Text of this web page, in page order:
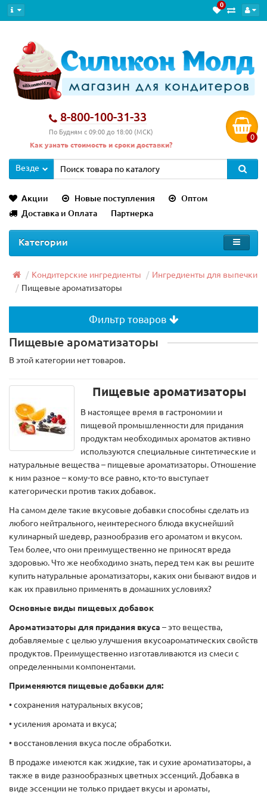
0
8-800-100-31-33
По Будням с 09:00 до 18:00 (МСК)
Как узнать стоимость и сроки доставки?
0
Везде
Акции Новые поступления
Оптом
Доставка и Оплата
Партнерка
Категории
Кондитерские ингредиенты
Ингредиенты для выпечки
Пищевые ароматизаторы
Фильтр товаров
Пищевые ароматизаторы
В этой категории нет товаров.
Пищевые ароматизаторы
В настоящее время в гастрономии и
пищевой промышленности для придания
продуктам необходимых ароматов активно
используются специальные синтетические и
натуральные вещества – пищевые ароматизаторы. Отношение
к ним разное – кому-то все равно, кто-то выступает
категорически против таких добавок.
На самом деле такие вкусовые добавки способны сделать из
любого нейтрального, неинтересного блюда вкуснейший
кулинарный шедевр, разнообразив его ароматом и вкусом.
Тем более, что они преимущественно не приносят вреда
здоровью. Что же необходимо знать, перед тем как вы решите
купить натуральные ароматизаторы, каких они бывают видов и
как их правильно применять в домашних условиях?
Основные виды пищевых добавок
Ароматизаторы для придания вкуса – это вещества,
добавляемые с целью улучшения вкусоароматических свойств
продуктов. Преимущественно изготавливаются из смеси с
определенными компонентами.
Применяются пищевые добавки для:
• сохранения натуральных вкусов;
• усиления аромата и вкуса;
• восстановления вкуса после обработки.
В продаже имеются как жидкие, так и сухие ароматизаторы, а
также в виде разнообразных цветных эссенций. Добавка в
виде эссенции не только придает вкусы и ароматы,